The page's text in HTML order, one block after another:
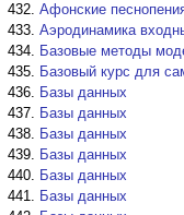
Афонские
Аэродинамика
Базовые методы
Базовый курс для
Базы данных
Базы данных
Базы данных
Базы данных
Базы данных
Базы данных